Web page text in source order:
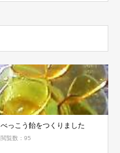
べっこう飴をつくりました
閲覧数：95